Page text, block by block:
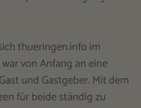
thueringen.info im
von Anfang an eine
und Gastgeber. Mit dem
für beide ständig zu